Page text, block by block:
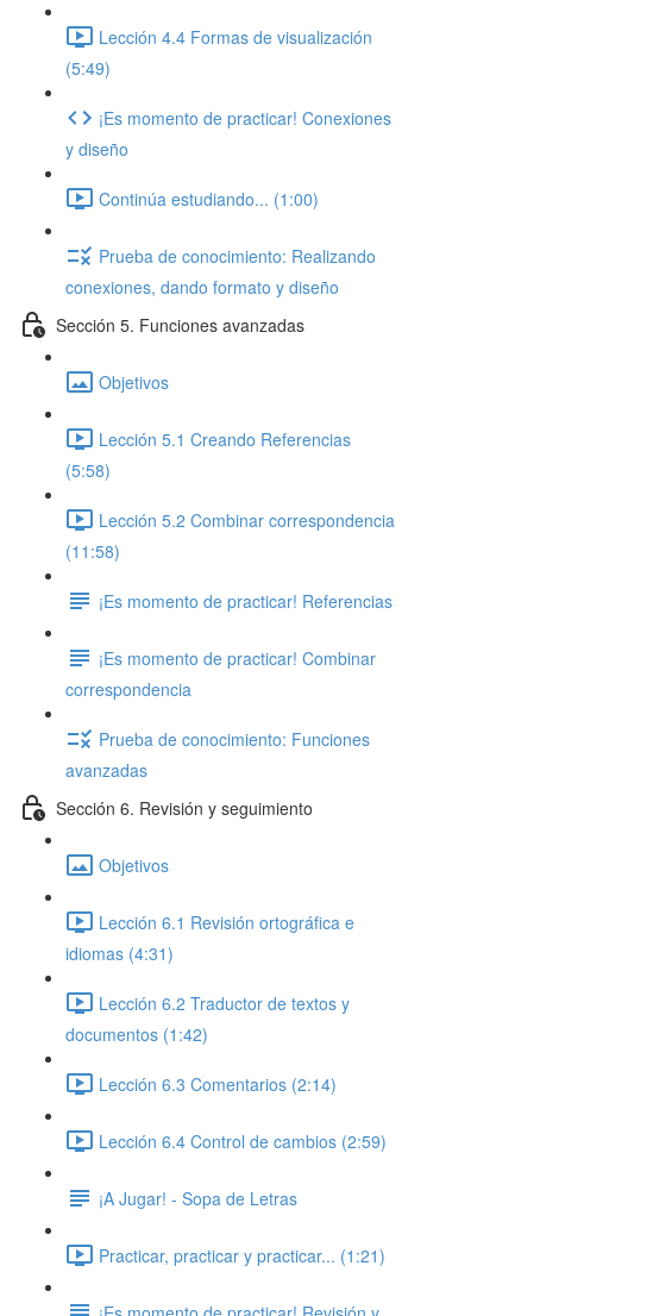
Lección 4.4 Formas de visualización
(5:49)
¡Es momento de practicar! Conexiones
y diseño
Continúa estudiando... (1:00)
Prueba de conocimiento: Realizando
conexiones, dando formato y diseño
Sección 5. Funciones avanzadas
Objetivos
Lección 5.1 Creando Referencias
(5:58)
Lección 5.2 Combinar correspondencia
(11:58)
¡Es momento de practicar! Referencias
¡Es momento de practicar! Combinar
correspondencia
Prueba de conocimiento: Funciones
avanzadas
Sección 6. Revisión y seguimiento
Objetivos
Lección 6.1 Revisión ortográfica e
idiomas (4:31)
Lección 6.2 Traductor de textos y
documentos (1:42)
Lección 6.3 Comentarios (2:14)
Lección 6.4 Control de cambios (2:59)
¡A Jugar! - Sopa de Letras
Practicar, practicar y practicar... (1:21)